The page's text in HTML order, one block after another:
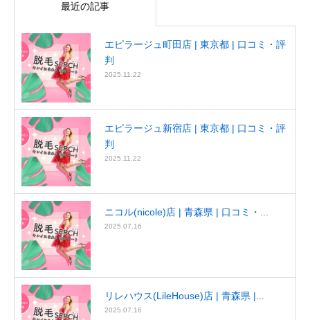
最近の記事
エピラージュ町田店 | 東京都 | 口コミ・評
判
2025.11.22
エピラージュ新宿店 | 東京都 | 口コミ・評
判
2025.11.22
ニコル(nicole)店 | 青森県 | 口コミ・...
2025.07.16
リレハウス(LileHouse)店 | 青森県 |...
2025.07.16